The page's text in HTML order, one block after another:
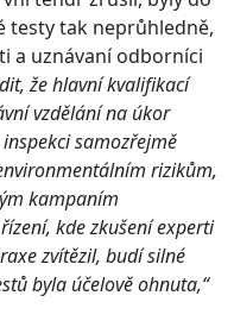
testy tak neprůhledně,
a uznávaní odborníci
že hlavní kvalifikací
vzdělání na úkor
samozřejmě
rizikům,
kampaním
kde zkušení experti
zvítězil, budí silné
byla účelově ohnuta,“